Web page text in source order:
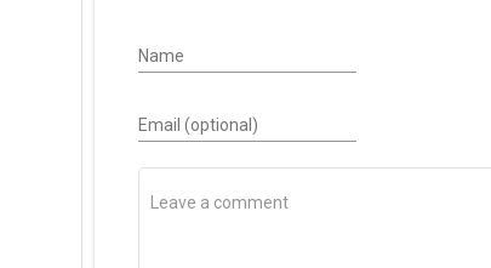
Name
Email (optional)